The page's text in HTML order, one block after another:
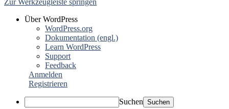
Über WordPress
WordPress.org
Dokumentation (engl.)
Learn WordPress
Support
Feedback
Anmelden
Registrieren
Suchen